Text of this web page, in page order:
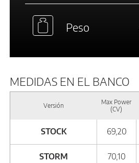
Peso
MEDIDAS EN EL BANCO
Versión
Max Power
(CV)
STOCK 69,20
STORM 70,10